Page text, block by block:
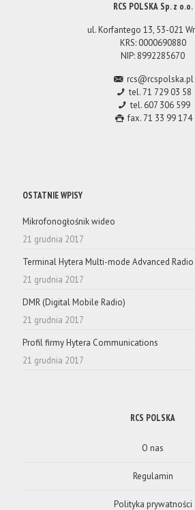
RCS POLSKA Sp. z o.o.
ul. Korfantego 13, 53-021
KRS: 0000690880
NIP: 8992285670
rcs@rcspolska.pl
tel. 71 729 03 58
tel. 607 306 599
fax. 71 33 99 174
OSTATNIE WPISY
Mikrofonogłośnik wideo
21 grudnia 2017
Terminal Hytera Multi-mode Advanced Radio
21 grudnia 2017
DMR (Digital Mobile Radio)
21 grudnia 2017
Profil firmy Hytera Communications
21 grudnia 2017
RCS POLSKA
O nas
Regulamin
Polityka prywatności